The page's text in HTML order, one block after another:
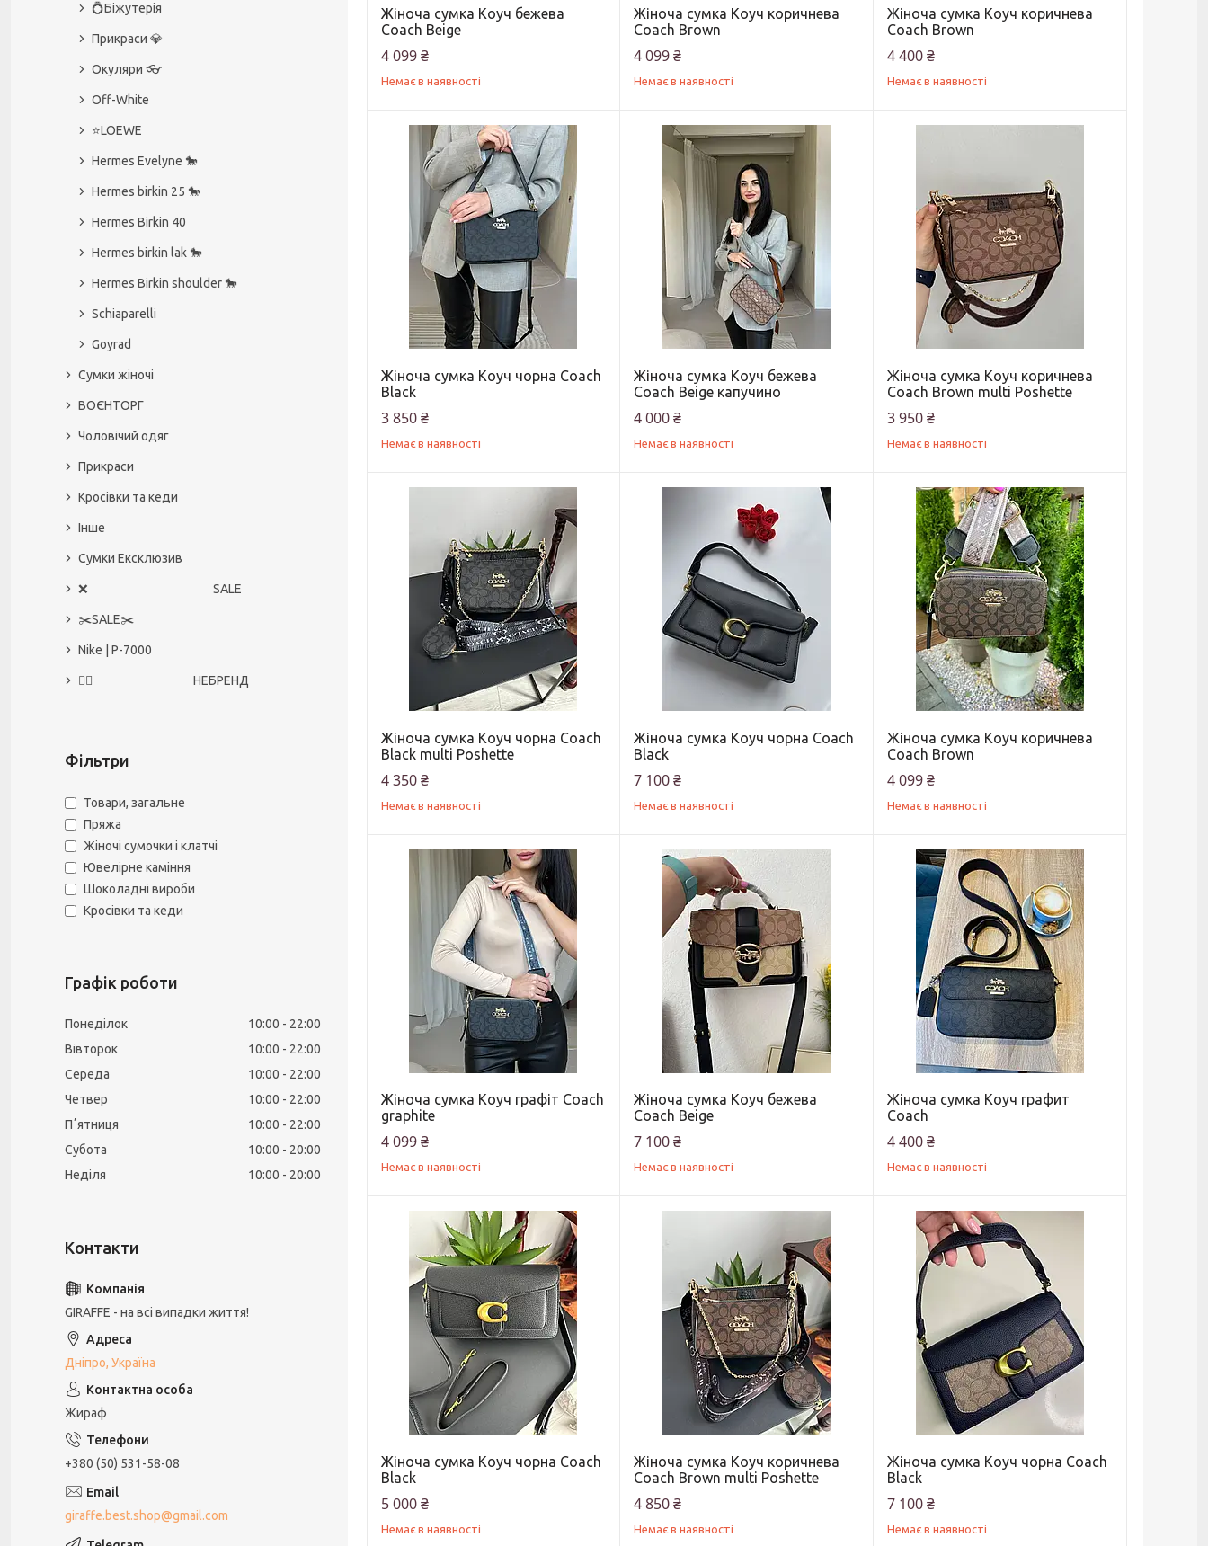
Жіноча сумка Коуч бежева
Coach Beige
4 099 ₴
Немає в наявності
Жіноча сумка Коуч коричнева
Coach Brown
4 099 ₴
Немає в наявності
Жіноча сумка Коуч коричнева
Coach Brown
4 400 ₴
Немає в наявності
Жіноча сумка Коуч чорна Coach
Black
3 850 ₴
Немає в наявності
Жіноча сумка Коуч бежева
Coach Beige капучино
4 000 ₴
Немає в наявності
Жіноча сумка Коуч коричнева
Coach Brown multi Poshette
3 950 ₴
Немає в наявності
Жіноча сумка Коуч чорна Coach
Black multi Poshette
4 350 ₴
Немає в наявності
Жіноча сумка Коуч чорна Coach
Black
7 100 ₴
Немає в наявності
Жіноча сумка Коуч коричнева
Coach Brown
4 099 ₴
Немає в наявності
Жіноча сумка Коуч графіт Coach
graphite
4 099 ₴
Немає в наявності
Жіноча сумка Коуч бежева
Coach Beige
7 100 ₴
Немає в наявності
Жіноча сумка Коуч графит
Coach
4 400 ₴
Немає в наявності
Жіноча сумка Коуч чорна Coach
Black
5 000 ₴
Немає в наявності
Жіноча сумка Коуч коричнева
Coach Brown multi Poshette
4 850 ₴
Немає в наявності
Жіноча сумка Коуч чорна Coach
Black
7 100 ₴
Немає в наявності
💍Біжутерія
Прикраси 💎
Окуляри 👓
Off-White
⭐️LOEWE
Hermes Evelyne 🐎
Hermes birkin 25 🐎
Hermes Birkin 40
Hermes birkin lak 🐎
Hermes Birkin shoulder 🐎
Schiaparelli
Goyrad
Сумки жіночі
ВОЄНТОРГ
Чоловічий одяг
Прикраси
Кросівки та кеди
Інше
Сумки Ексклюзив
❌ SALE
✂️SALE✂️
Nike | P-7000
🙅‍♀️ НЕБРЕНД
Фільтри
Товари, загальне
Пряжа
Жіночі сумочки і клатчі
Ювелірне каміння
Шоколадні вироби
Кросівки та кеди
Графік роботи
Понеділок 10:00
22:00
Вівторок
10:00
22:00
Середа
10:00
22:00
Четвер
10:00
22:00
Пʼятниця
10:00
22:00
Субота
10:00
20:00
Неділя
10:00 20:00
GIRAFFE - на всі випадки життя!
Дніпро, Україна
Жираф
+380 (50) 531-58-08
giraffe.best.shop@gmail.com